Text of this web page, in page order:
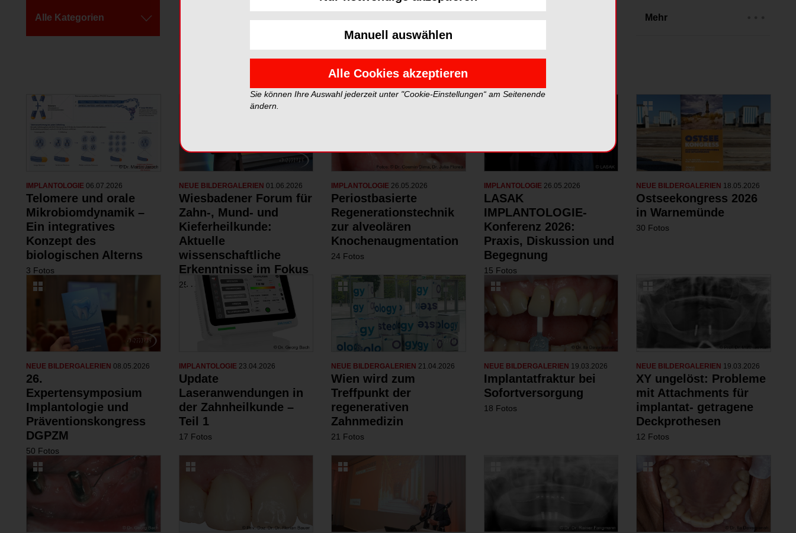
Alle Kategorien Mehr
IMPLANTOLOGIE 06.07.2026
Telomere und orale
Mikrobiomdynamik –
Ein integratives
Konzept des
biologischen Alterns
3 Fotos
NEUE BILDERGALERIEN 01.06.2026
Wiesbadener Forum für
Zahn-, Mund- und
Kieferheilkunde:
Aktuelle
wissenschaftliche
Erkenntnisse im Fokus
25 Fotos
IMPLANTOLOGIE 26.05.2026
Periostbasierte
Regenerationstechnik
zur alveolären
Knochenaugmentation
24 Fotos
IMPLANTOLOGIE 26.05.2026
LASAK
IMPLANTOLOGIE-
Konferenz 2026:
Praxis, Diskussion und
Begegnung
15 Fotos
NEUE BILDERGALERIEN 18.05.2026
Ostseekongress 2026
in Warnemünde
30 Fotos
NEUE BILDERGALERIEN 08.05.2026
26.
Expertensymposium
Implantologie und
Präventionskongress
DGPZM
50 Fotos
IMPLANTOLOGIE 23.04.2026
Update
Laseranwendungen in
der Zahnheilkunde –
Teil 1
17 Fotos
NEUE BILDERGALERIEN 21.04.2026
Wien wird zum
Treffpunkt der
regenerativen
Zahnmedizin
21 Fotos
NEUE BILDERGALERIEN 19.03.2026
Implantatfraktur bei
Sofortversorgung
18 Fotos
NEUE BILDERGALERIEN 19.03.2026
XY ungelöst: Probleme
mit ­Attachments für
implantat- getragene
Deckprothesen
12 Fotos
Manuell auswählen
Alle Cookies akzeptieren
Sie können Ihre Auswahl jederzeit unter "Cookie-Einstellungen“ am Seitenende
ändern.